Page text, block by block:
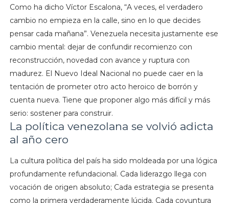
Como ha dicho Víctor Escalona, “A veces, el verdadero
cambio no empieza en la calle, sino en lo que decides
pensar cada mañana”. Venezuela necesita justamente ese
cambio mental: dejar de confundir recomienzo con
reconstrucción, novedad con avance y ruptura con
madurez. El Nuevo Ideal Nacional no puede caer en la
tentación de prometer otro acto heroico de borrón y
cuenta nueva. Tiene que proponer algo más difícil y más
serio: sostener para construir.
La política venezolana se volvió adicta
al año cero
La cultura política del país ha sido moldeada por una lógica
profundamente refundacional. Cada liderazgo llega con
vocación de origen absoluto; Cada estrategia se presenta
como la primera verdaderamente lúcida. Cada coyuntura